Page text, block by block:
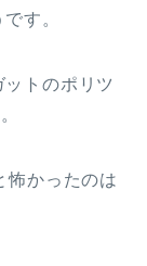
す。
トのポリツ
怖かったのは